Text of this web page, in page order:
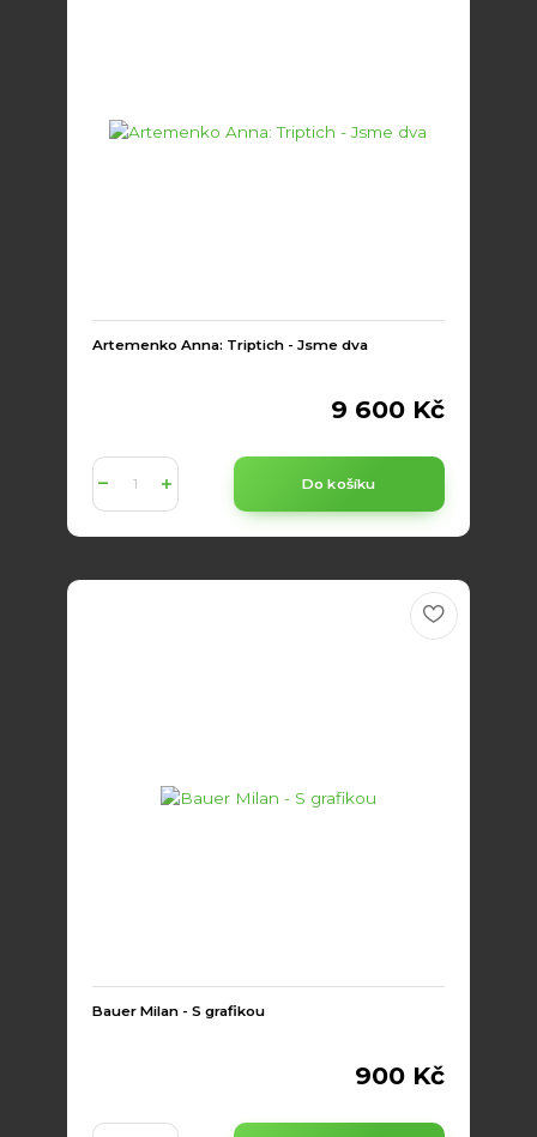
Artemenko Anna: Triptich - Jsme dva
9 600 Kč
Do košíku
Bauer Milan - S grafikou
900 Kč